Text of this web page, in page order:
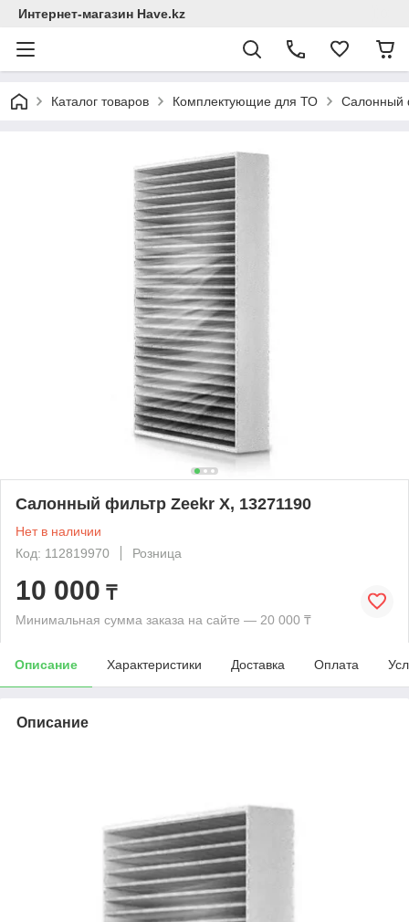
Интернет-магазин Have.kz
Каталог товаров Комплектующие для ТО Салонный
Салонный фильтр Zeekr X, 13271190
Нет в наличии
Код: 112819970
Розница
10 000 ₸
Минимальная сумма заказа на сайте — 20 000 ₸
Описание Характеристики Доставка Оплата
Описание